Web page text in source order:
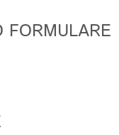
FORMULARE